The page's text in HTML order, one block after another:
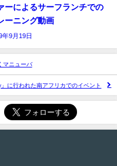
ーによるサーフランチでの
ーニング動画
年9月19日
マニューバ
に行われた南アフリカでのイベント